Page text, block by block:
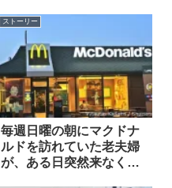
ストーリー
毎週日曜の朝にマクドナ
ルドを訪れていた老夫婦
が、ある日突然来なくな